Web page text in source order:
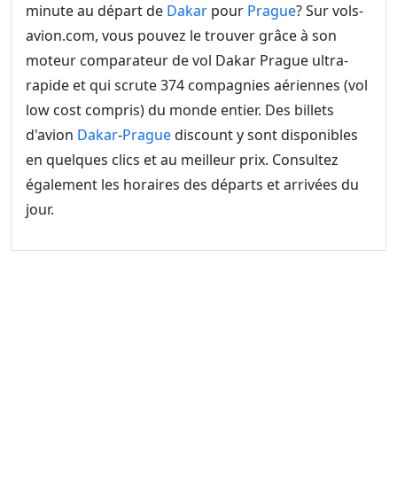
minute au départ de Dakar pour Prague? Sur vols-
avion.com, vous pouvez le trouver grâce à son
moteur comparateur de vol Dakar Prague ultra-
rapide et qui scrute 374 compagnies aériennes (vol
low cost compris) du monde entier. Des billets
d'avion Dakar-Praguediscount y sont disponibles
en quelques clics et au meilleur prix. Consultez
également les horaires des départs et arrivées du
jour.